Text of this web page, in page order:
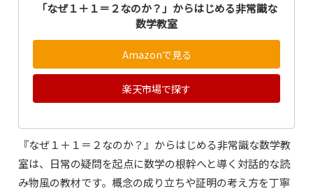
「なぜ１＋１＝２なのか？」からはじめる非常識な
数学教室
Amazonで見る
楽天市場で探す
『なぜ１＋１＝２なのか？』からはじめる非常識な数学教
室は、日常の疑問を起点に数学の根幹へと導く対話的な読
み物風の教材です。概念の成り立ちや証明の考え方を丁寧